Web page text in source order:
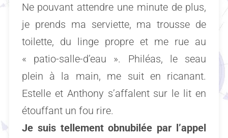
Ne pouvant attendre une minute de plus,
je prends ma serviette, ma trousse de
toilette, du linge propre et me rue au
« patio-salle-d’eau ». Philéas, le seau
plein à la main, me suit en ricanant.
Estelle et Anthony s’affalent sur le lit en
étouffant un fou rire.
Je suis tellement obnubilée par l’appel